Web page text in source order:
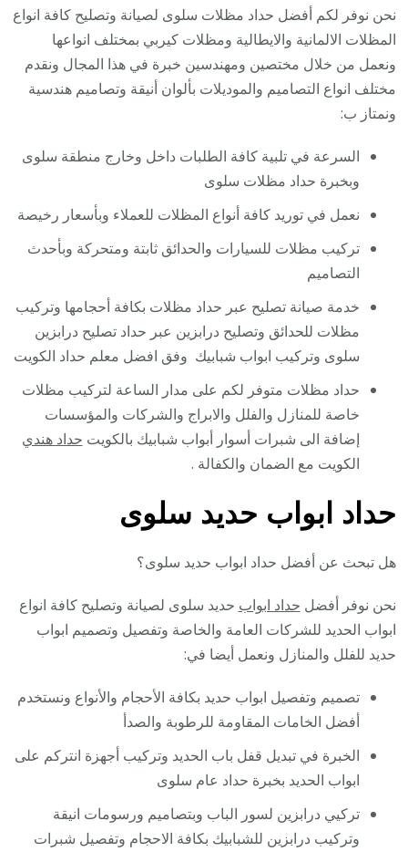
نحن نوفر لكم أفضل حداد مظلات سلوى لصيانة وتصليح كافة انواع
المظلات الالمانية والايطالية ومظلات كيربي بمختلف انواعها
ونعمل من خلال مختصين ومهندسين خبرة في هذا المجال ونقدم
مختلف انواع التصاميم والموديلات بألوان أنيقة وتصاميم هندسية
ونمتاز ب:
السرعة في تلبية كافة الطلبات داخل وخارج منطقة سلوى
وبخبرة حداد مظلات سلوى
نعمل في توريد كافة أنواع المظلات للعملاء وبأسعار رخيصة
تركيب مظلات للسيارات والحدائق ثابتة ومتحركة وبأحدث
التصاميم
خدمة صيانة تصليح عبر حداد مظلات بكافة أحجامها وتركيب
مظلات للحدائق وتصليح درابزين عبر حداد تصليح درابزين
سلوى وتركيب ابواب شبابيك وفق افضل معلم حداد الكويت
حداد مظلات متوفر لكم على مدار الساعة لتركيب مظلات
خاصة للمنازل والفلل والابراج والشركات والمؤسسات
إضافة الى شبرات أسوار أبواب شبابيك بالكويت حداد هندي
الكويت مع الضمان والكفالة .
حداد ابواب حديد سلوى
هل تبحث عن أفضل حداد ابواب حديد سلوى؟
نحن نوفر أفضل حداد ابواب حديد سلوى لصيانة وتصليح كافة انواع
ابواب الحديد للشركات العامة والخاصة وتفصيل وتصميم ابواب
حديد للفلل والمنازل ونعمل أيضا في:
تصميم وتفصيل ابواب حديد بكافة الأحجام والأنواع ونستخدم
أفضل الخامات المقاومة للرطوبة والصدأ
الخبرة في تبديل قفل باب الحديد وتركيب أجهزة انتركم على
ابواب الحديد بخبرة حداد عام سلوى
تركيي درابزين لسور الباب وبتصاميم ورسومات انيقة
وتركيب درابزين للشبابيك بكافة الاحجام وتفصيل شبرات